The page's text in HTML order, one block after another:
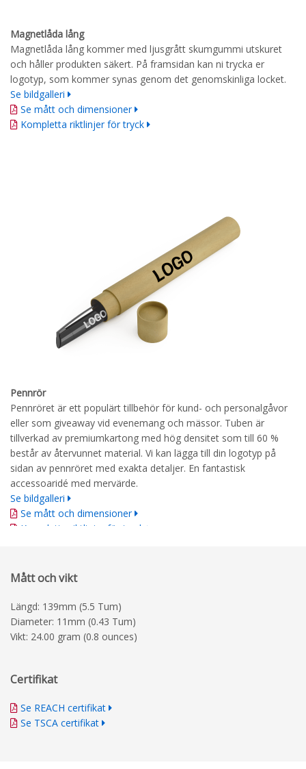
Magnetlåda lång
Magnetlåda lång kommer med ljusgrått skumgummi utskuret
och håller produkten säkert. På framsidan kan ni trycka er
logotyp, som kommer synas genom det genomskinliga locket.
Se bildgalleri
Se mått och dimensioner
Kompletta riktlinjer för tryck
Pennrör
Pennröret är ett populärt tillbehör för kund- och personalgåvor
eller som giveaway vid evenemang och mässor. Tuben är
tillverkad av premiumkartong med hög densitet som till 60 %
består av återvunnet material. Vi kan lägga till din logotyp på
sidan av pennröret med exakta detaljer. En fantastisk
accessoaridé med mervärde.
Se bildgalleri
Se mått och dimensioner
Kompletta riktlinjer för tryck
Mått och vikt
Längd: 139mm (5.5 Tum)
Diameter: 11mm (0.43 Tum)
Vikt: 24.00 gram (0.8 ounces)
Certifikat
Se REACH certifikat
Se TSCA certifikat